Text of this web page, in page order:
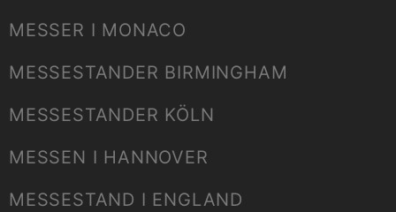
MESSER I MONACO
MESSESTANDER BIRMINGHAM
MESSESTANDER KÖLN
MESSEN I HANNOVER
MESSESTAND I ENGLAND